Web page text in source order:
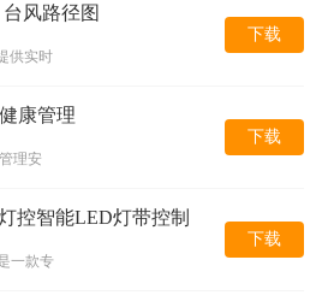
风路径图
供实时
下载
康管理
理安
下载
控智能LED灯带控制
一款专
下载